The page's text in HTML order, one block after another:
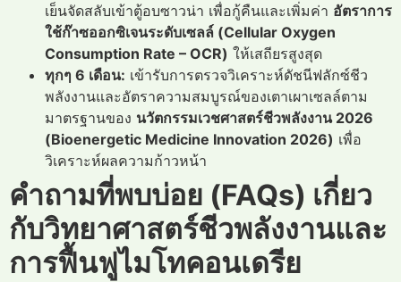
เย็นจัดสลับเข้าตู้อบซาวน่า เพื่อกู้คืนและเพิ่มค่า อัตราการ
ใช้ก๊าซออกซิเจนระดับเซลล์ (Cellular Oxygen
Consumption Rate – OCR) ให้เสถียรสูงสุด
ทุกๆ 6 เดือน: เข้ารับการตรวจวิเคราะห์ดัชนีฟลักซ์ชีว
พลังงานและอัตราความสมบูรณ์ของเตาเผาเซลล์ตาม
มาตรฐานของ นวัตกรรมเวชศาสตร์ชีวพลังงาน 2026
(Bioenergetic Medicine Innovation 2026) เพื่อ
วิเคราะห์ผลความก้าวหน้า
คำถามที่พบบ่อย (FAQs) เกี่ยว
กับวิทยาศาสตร์ชีวพลังงานและ
การฟื้นฟูไมโทคอนเดรีย